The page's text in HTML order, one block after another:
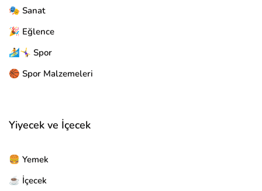
🎭 Sanat
🎉 Eğlence
🏄🤸‍♀️ Spor
🏀 Spor Malzemeleri
Yiyecek ve İçecek
🍔 Yemek
☕ İçecek